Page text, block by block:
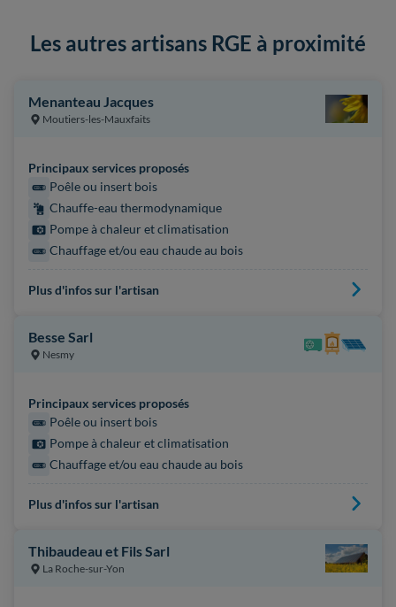
Les autres artisans RGE à proximité
Menanteau Jacques
Moutiers-les-Mauxfaits
Principaux services proposés
Poêle ou insert bois
Chauffe-eau thermodynamique
Pompe à chaleur et climatisation
Chauffage et/ou eau chaude au bois
Plus d'infos sur l'artisan
Besse Sarl
Nesmy
Principaux services proposés
Poêle ou insert bois
Pompe à chaleur et climatisation
Chauffage et/ou eau chaude au bois
Plus d'infos sur l'artisan
Thibaudeau et Fils Sarl
La Roche-sur-Yon